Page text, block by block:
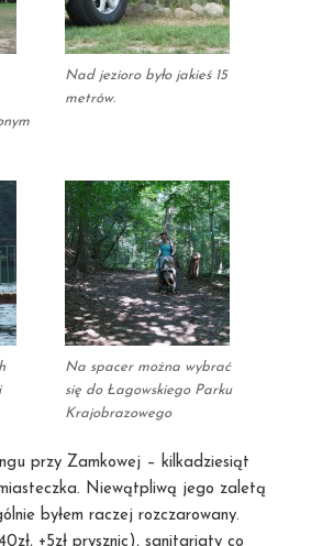
Nad jezioro było jakieś 15
metrów.
Na spacer można wybrać
się do Łagowskiego Parku
Krajobrazowego
przy Zamkowej – kilkadziesiąt
Niewątpliwą jego zaletą
byłem raczej rozczarowany.
+5zł prysznic), sanitariaty co